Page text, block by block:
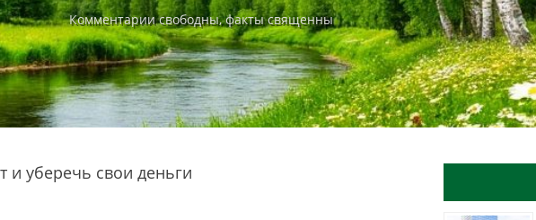
Комментарии свободны, факты священны
и уберечь свои деньги